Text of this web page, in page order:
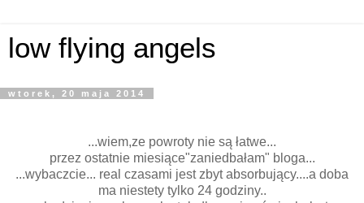
low flying angels
wtorek, 20 maja 2014
...wiem,ze powroty nie są łatwe...
przez ostatnie miesiące"zaniedbałam" bloga...
...wybaczcie... real czasami jest zbyt absorbujący....a doba
ma niestety tylko 24 godziny..